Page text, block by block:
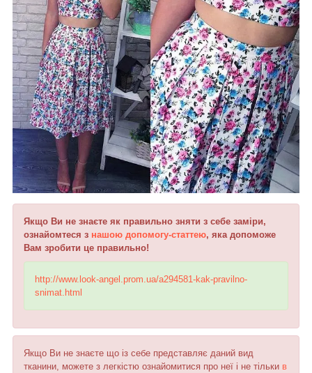
Якщо Ви не знаєте як правильно зняти з себе заміри,
ознайомтеся з нашою допомогу-статтею, яка допоможе
Вам зробити це правильно!
http://www.look-angel.prom.ua/a294581-kak-pravilno-
snimat.html
Якщо Ви не знаєте що із себе представляє даний вид
тканини, можете з легкістю ознайомитися про неї і не тільки в